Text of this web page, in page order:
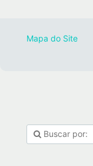
Mapa do Site